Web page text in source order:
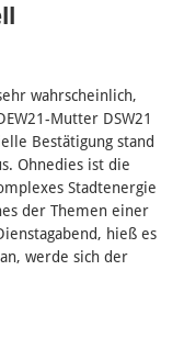
wahrscheinlich,
Mutter DSW21
Bestätigung stand
Ohnedies ist die
Stadtenergie
der Themen einer
hieß es
werde sich der